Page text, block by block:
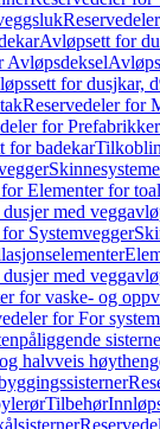
Avløpsett for
Avløpsdeksel
for dusjkar,
Reservedeler for
for
for badekar
Elementer for
med
Systemvegger
med
for vaske- og
for For
halvveis
Tilbehør